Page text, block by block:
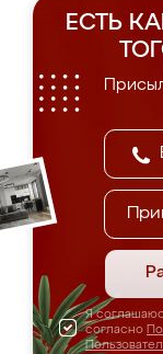
ЕСТЬ
Я
согласно